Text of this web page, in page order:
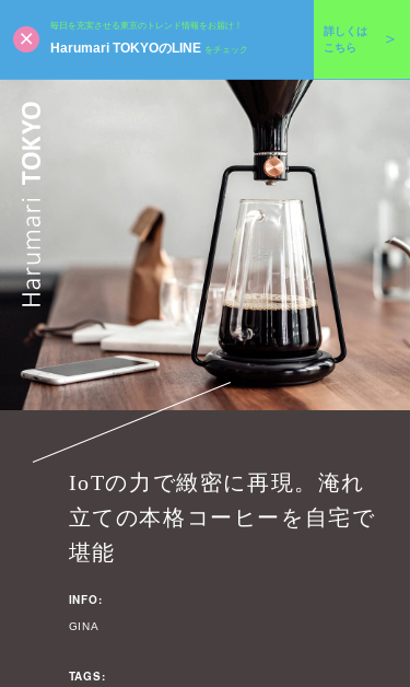
毎日を充実させる東京のトレンド情報をお届け！
Harumari TOKYOのLINE をチェック
詳しくは
こちら
IoTの力で緻密に再現。淹れ
立ての本格コーヒーを自宅で
堪能
INFO:
GINA
TAGS: